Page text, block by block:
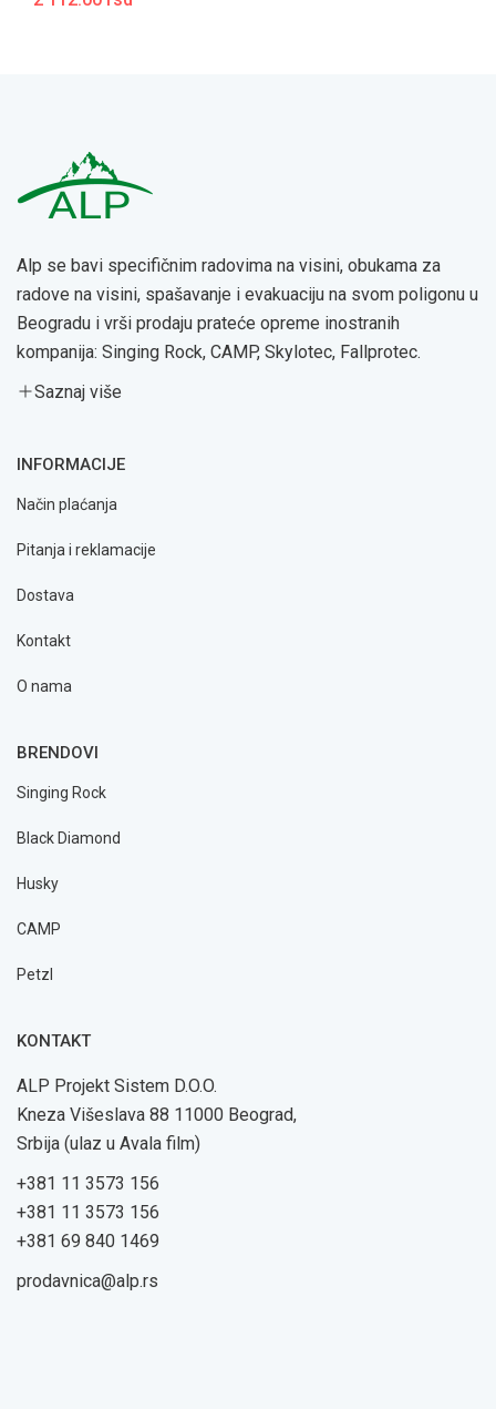
Alp se bavi specifičnim radovima na visini, obukama za
radove na visini, spašavanje i evakuaciju na svom poligonu u
Beogradu i vrši prodaju prateće opreme inostranih
kompanija: Singing Rock, CAMP, Skylotec, Fallprotec.
Saznaj više
INFORMACIJE
Način plaćanja
Pitanja i reklamacije
Dostava
Kontakt
O nama
BRENDOVI
Singing Rock
Black Diamond
Husky
CAMP
Petzl
KONTAKT
ALP Projekt Sistem D.O.O.
Kneza Višeslava 88 11000 Beograd,
Srbija (ulaz u Avala film)
+381 11 3573 156
+381 11 3573 156
+381 69 840 1469
prodavnica@alp.rs